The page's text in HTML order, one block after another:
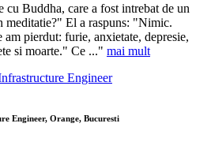
Buddha, care a fost intrebat de un
meditatie?" El a raspuns: "Nimic.
am pierdut: furie, anxietate, depresie,
si moarte." Ce ..." mai mult
Engineer, Orange, Bucuresti